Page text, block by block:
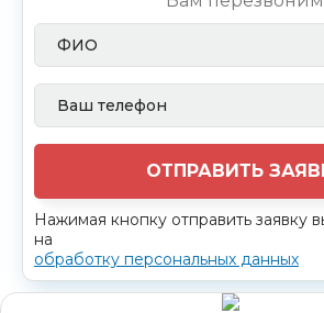
ОТПРАВИТЬ
Нажимая кнопку отправить заявку
на
обработку персональных данных